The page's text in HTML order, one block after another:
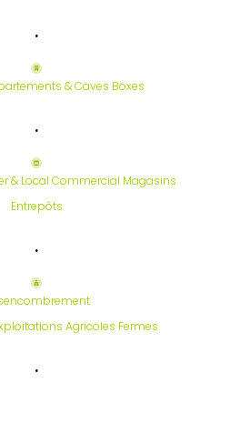
.
& Caves Boxes
.
& Local Commercial Magasins
Entrepôts
.
Agricoles Fermes
.